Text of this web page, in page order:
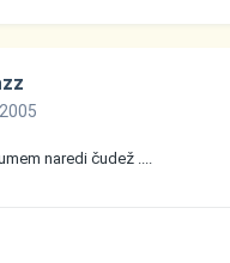
naredi čudež ....